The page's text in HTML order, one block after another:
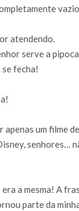
atendendo.
serve a
fecha!
apenas um filme
senhores…
a mesma! A
parte da